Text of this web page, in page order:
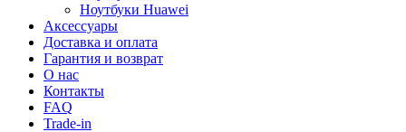
Ноутбуки Huawei
Аксессуары
Доставка и оплата
Гарантия и возврат
О нас
Контакты
FAQ
Trade-in